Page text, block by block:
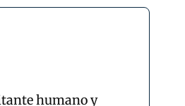
humano y